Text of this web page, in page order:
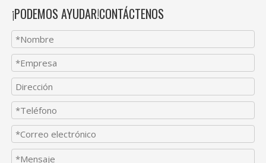
¡PODEMOS AYUDAR!CONTÁCTENOS